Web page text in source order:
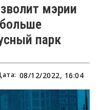
мэрии
парк
08/12/2022, 16:04